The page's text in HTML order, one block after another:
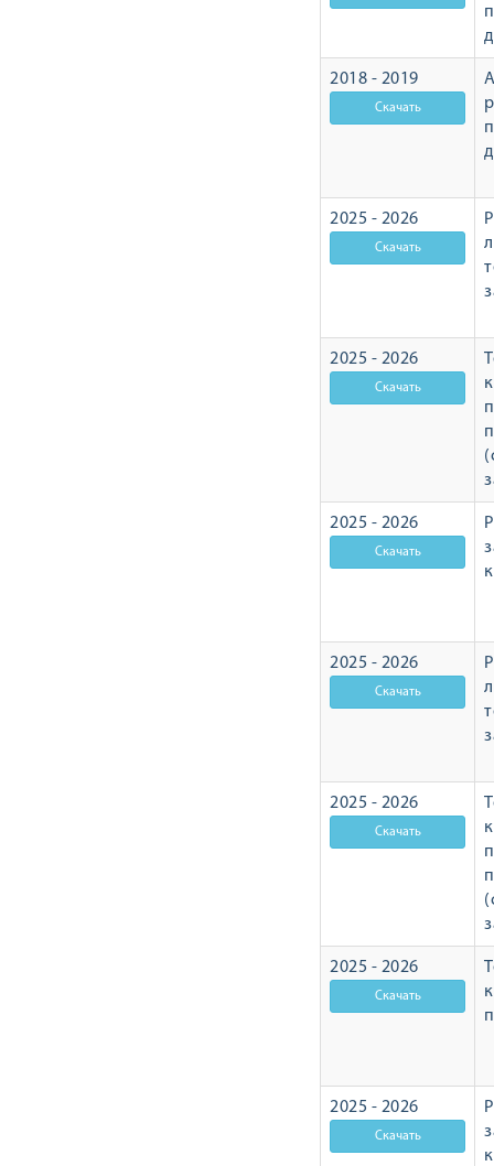
2018 - 2019
2025 - 2026
2025 - 2026
2025 - 2026
2025 - 2026
2025 - 2026
2025 - 2026
2025 - 2026